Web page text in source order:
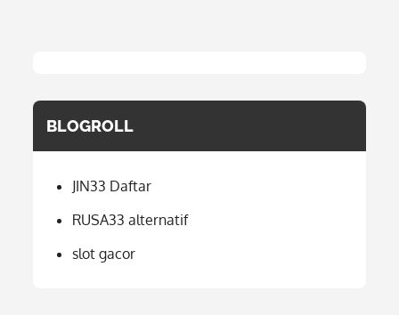
BLOGROLL
JIN33 Daftar
RUSA33 alternatif
slot gacor